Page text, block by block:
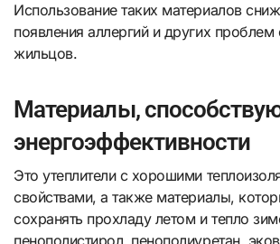
Использование таких материалов
появления аллергий и других
жильцов.
Материалы,
энергоэффективности
Это утеплители с хорошими
свойствами, а также материалы,
сохранять прохладу летом и тепло
пенополистирол, пенополиуретан,